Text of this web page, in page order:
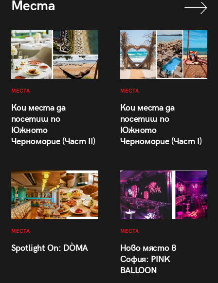
Места
МЕСТА
Кои места да
посетиш по
Южното
Черноморие (Част II)
МЕСТА
Кои места да
посетиш по
Южното
Черноморие (Част I)
МЕСТА
Spotlight On: DÒMA
МЕСТА
Ново място в
София: PINK
BALLOON